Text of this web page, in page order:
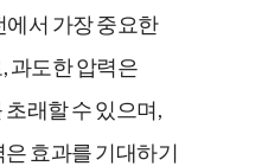
에서 가장 중요한
과도한 압력은
래할 수 있으며,
효과를 기대하기